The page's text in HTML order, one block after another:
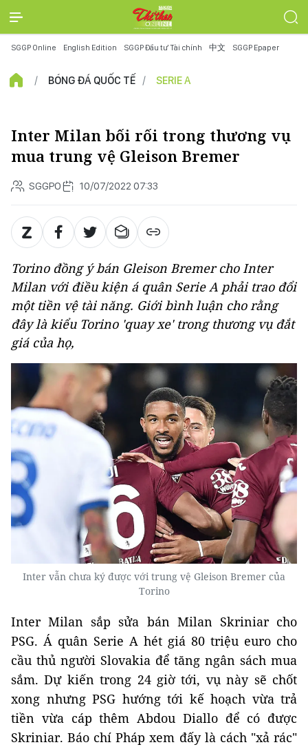
SGGP Online English Edition SGGP Đầu tư Tài chính 中文 SGGP Epaper
BÓNG ĐÁ QUỐC TẾ SERIE A
Inter Milan bối rối trong thương vụ
mua trung vệ Gleison Bremer
SGGPO 10/07/2022 07:33
Torino đồng ý bán Gleison Bremer cho Inter
Milan với điều kiện á quân Serie A phải trao đổi
một tiền vệ tài năng. Giới bình luận cho rằng
đây là kiểu Torino 'quay xe' trong thương vụ đắt
giá của họ,
Inter vẫn chưa ký được với trung vệ Gleison Bremer của
Torino
Inter Milan sắp sửa bán Milan Skriniar cho
PSG. Á quân Serie A hét giá 80 triệu euro cho
cầu thủ người Slovakia để tăng ngân sách mua
sắm. Dự kiến trong 24 giờ tới, vụ này sẽ chốt
xong nhưng PSG hướng tới kế hoạch vừa trả
tiền vừa cáp thêm Abdou Diallo để có được
Skriniar. Báo chí Pháp xem đấy là cách "xả rác"